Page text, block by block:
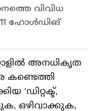
വിവിധ
11 ഹോൾഡിങ്
അനധികൃത
കണ്ടെത്തി
'ഡിറ്റക്ട്,
ഒഴിവാക്കുക,